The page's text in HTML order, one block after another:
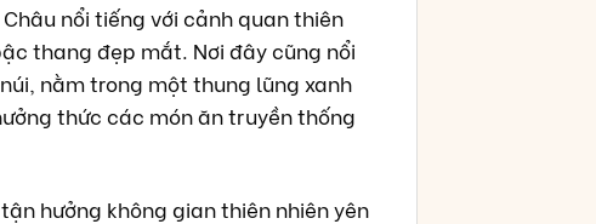
nổi tiếng với cảnh quan thiên
thang đẹp mắt. Nơi đây cũng nổi
nằm trong một thung lũng xanh
thức các món ăn truyền thống
hưởng không gian thiên nhiên yên